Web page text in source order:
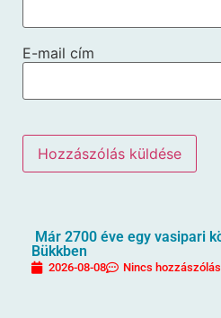
E-mail cím
Már 2700 éve egy vasipari
Bükkben
2026-08-08 Nincs hozzászólás